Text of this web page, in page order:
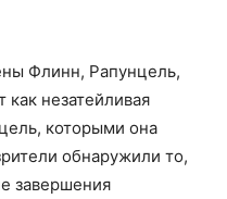
Флинн, Рапунцель,
как незатейливая
которыми она
обнаружили то,
завершения